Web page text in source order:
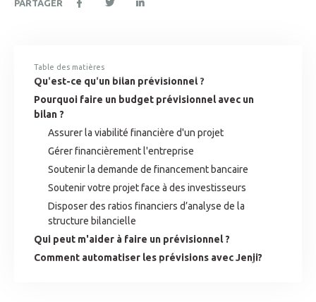
PARTAGER
Table des matières
Qu'est-ce qu'un bilan prévisionnel ?
Pourquoi faire un budget prévisionnel avec un
bilan ?
Assurer la viabilité financière d'un projet
Gérer financièrement l'entreprise
Soutenir la demande de financement bancaire
Soutenir votre projet face à des investisseurs
Disposer des ratios financiers d’analyse de la
structure bilancielle
Qui peut m'aider à faire un prévisionnel ?
Comment automatiser les prévisions avec Jenji?